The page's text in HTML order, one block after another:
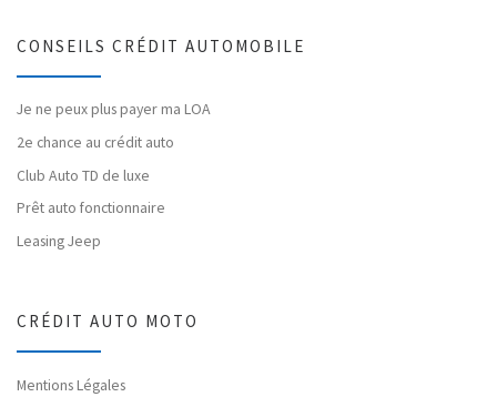
CONSEILS CRÉDIT AUTOMOBILE
Je ne peux plus payer ma LOA
2e chance au crédit auto
Club Auto TD de luxe
Prêt auto fonctionnaire
Leasing Jeep
CRÉDIT AUTO MOTO
Mentions Légales